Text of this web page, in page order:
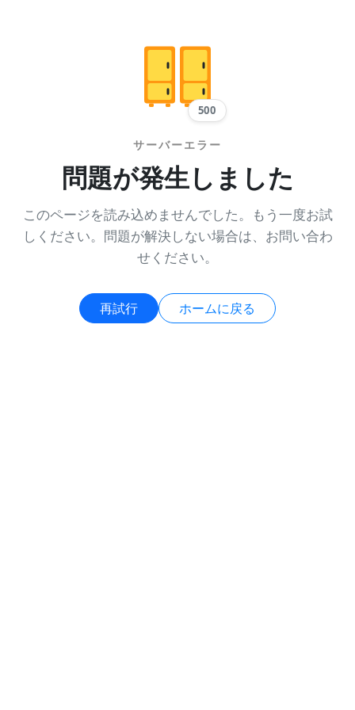
500
サーバーエラー
問題が発生しました
このページを読み込めませんでした。もう一度お試
しください。問題が解決しない場合は、お問い合わ
せください。
再試行 ホームに戻る